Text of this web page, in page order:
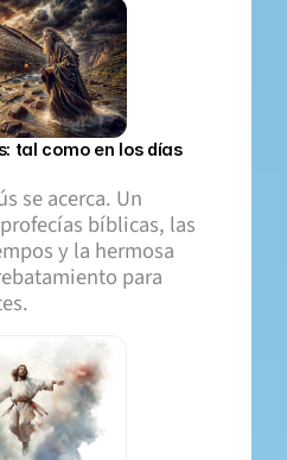
tal como en los días
se acerca. Un
bíblicas, las
y la hermosa
para